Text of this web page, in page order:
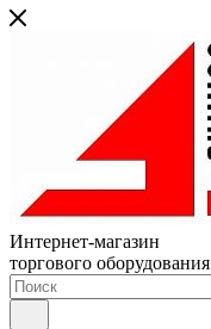
Интернет-магазин
торгового оборудования